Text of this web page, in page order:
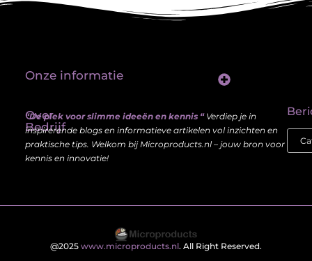
Over
Bedrijf
“De plek voor slimme ideeën en kennis “Verdiep je in
inspirerende blogs en informatieve artikelen vol inzichten en
praktische tips. Welkom bij Microproducts.nl – jouw bron voor
kennis en innovatie!
Onze informatie
@2025 www.microproducts.nl. All Right Reserved.